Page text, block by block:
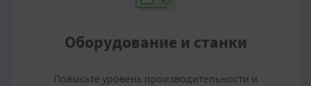
Оборудование и станки
Повысьте уровень производительности и